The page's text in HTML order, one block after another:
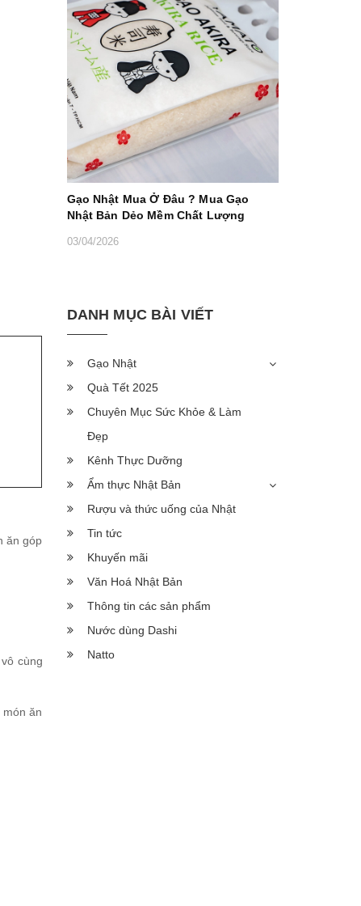
ăn góp
cùng
ăn
Gạo Nhật Mua Ở Đâu ? Mua Gạo
Nhật Bản Dẻo Mềm Chất Lượng
03/04/2026
DANH MỤC BÀI VIẾT
Gạo Nhật
Quà Tết 2025
Chuyên Mục Sức Khỏe & Làm
Đẹp
Kênh Thực Dưỡng
Ẩm thực Nhật Bản
Rượu và thức uống của Nhật
Tin tức
Khuyến mãi
Văn Hoá Nhật Bản
Thông tin các sản phẩm
Nước dùng Dashi
Natto